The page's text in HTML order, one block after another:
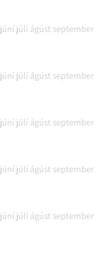
júní júlí ágúst september
júní júlí ágúst september
júní júlí ágúst september
júní júlí ágúst september
júní júlí ágúst september